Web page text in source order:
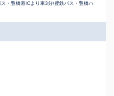
・豊橋港ICより車3分/豊鉄バス・豊橋ハ